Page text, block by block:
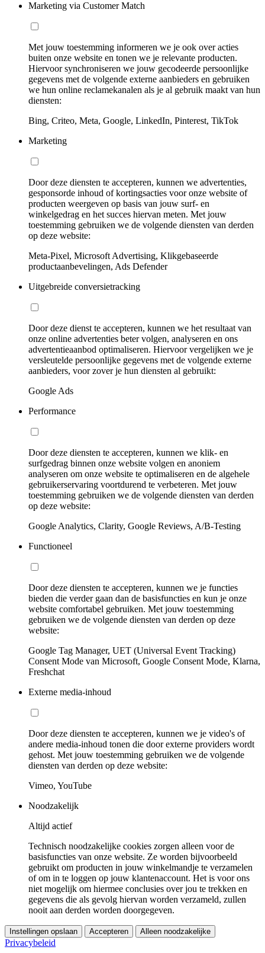
Marketing via Customer Match
Met jouw toestemming informeren we je ook over acties
buiten onze website en tonen we je relevante producten.
Hiervoor synchroniseren we jouw gecodeerde persoonlijke
gegevens met de volgende externe aanbieders en gebruiken
we hun online reclamekanalen als je al gebruik maakt van hun
diensten:
Bing, Criteo, Meta, Google, LinkedIn, Pinterest, TikTok
Marketing
Door deze diensten te accepteren, kunnen we advertenties,
gesponsorde inhoud of kortingsacties voor onze website of
producten weergeven op basis van jouw surf- en
winkelgedrag en het succes hiervan meten. Met jouw
toestemming gebruiken we de volgende diensten van derden
op deze website:
Meta-Pixel, Microsoft Advertising, Klikgebaseerde
productaanbevelingen, Ads Defender
Uitgebreide conversietracking
Door deze dienst te accepteren, kunnen we het resultaat van
onze online advertenties beter volgen, analyseren en ons
advertentieaanbod optimaliseren. Hiervoor vergelijken we je
versleutelde persoonlijke gegevens met de volgende externe
aanbieders, voor zover je hun diensten al gebruikt:
Google Ads
Performance
Door deze diensten te accepteren, kunnen we klik- en
surfgedrag binnen onze website volgen en anoniem
analyseren om onze website te optimaliseren en de algehele
gebruikerservaring voortdurend te verbeteren. Met jouw
toestemming gebruiken we de volgende diensten van derden
op deze website:
Google Analytics, Clarity, Google Reviews, A/B-Testing
Functioneel
Door deze diensten te accepteren, kunnen we je functies
bieden die verder gaan dan de basisfuncties en kun je onze
website comfortabel gebruiken. Met jouw toestemming
gebruiken we de volgende diensten van derden op deze
website:
Google Tag Manager, UET (Universal Event Tracking)
Consent Mode van Microsoft, Google Consent Mode, Klarna,
Freshchat
Externe media-inhoud
Door deze diensten te accepteren, kunnen we je video's of
andere media-inhoud tonen die door externe providers wordt
gehost. Met jouw toestemming gebruiken we de volgende
diensten van derden op deze website:
Vimeo, YouTube
Noodzakelijk
Altijd actief
Technisch noodzakelijke cookies zorgen alleen voor de
basisfuncties van onze website. Ze worden bijvoorbeeld
gebruikt om producten in jouw winkelmandje te verzamelen
of om in te loggen op jouw klantenaccount. Het is voor ons
niet mogelijk om hiermee conclusies over jou te trekken en
gegevens die als gevolg hiervan worden verzameld, zullen
nooit aan derden worden doorgegeven.
Instellingen opslaan Accepteren Alleen noodzakelijke
Privacybeleid